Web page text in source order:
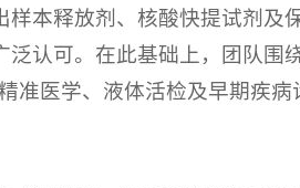
本释放剂、核酸快提试剂及
认可。在此基础上，团队围
准医学、液体活检及早期疾病